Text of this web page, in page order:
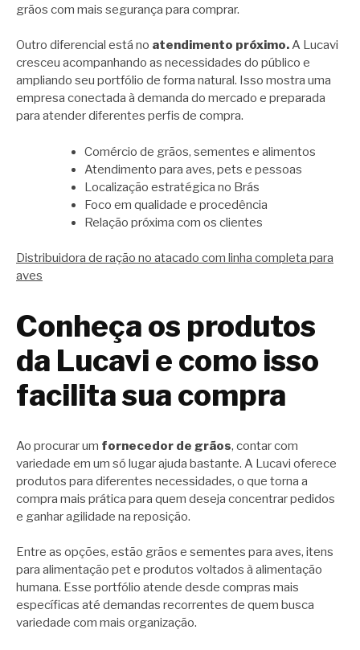
grãos com mais segurança para comprar.
Outro diferencial está no atendimento próximo.A Lucavi
cresceu acompanhando as necessidades do público e
ampliando seu portfólio de forma natural. Isso mostra uma
empresa conectada à demanda do mercado e preparada
para atender diferentes perfis de compra.
Comércio de grãos, sementes e alimentos
Atendimento para aves, pets e pessoas
Localização estratégica no Brás
Foco em qualidade e procedência
Relação próxima com os clientes
Distribuidora de ração no atacado com linha completa para
aves
Conheça os produtos
da Lucavi e como isso
facilita sua compra
Ao procurar um fornecedor de grãos, contar com
variedade em um só lugar ajuda bastante. A Lucavi oferece
produtos para diferentes necessidades, o que torna a
compra mais prática para quem deseja concentrar pedidos
e ganhar agilidade na reposição.
Entre as opções, estão grãos e sementes para aves, itens
para alimentação pet e produtos voltados à alimentação
humana. Esse portfólio atende desde compras mais
específicas até demandas recorrentes de quem busca
variedade com mais organização.